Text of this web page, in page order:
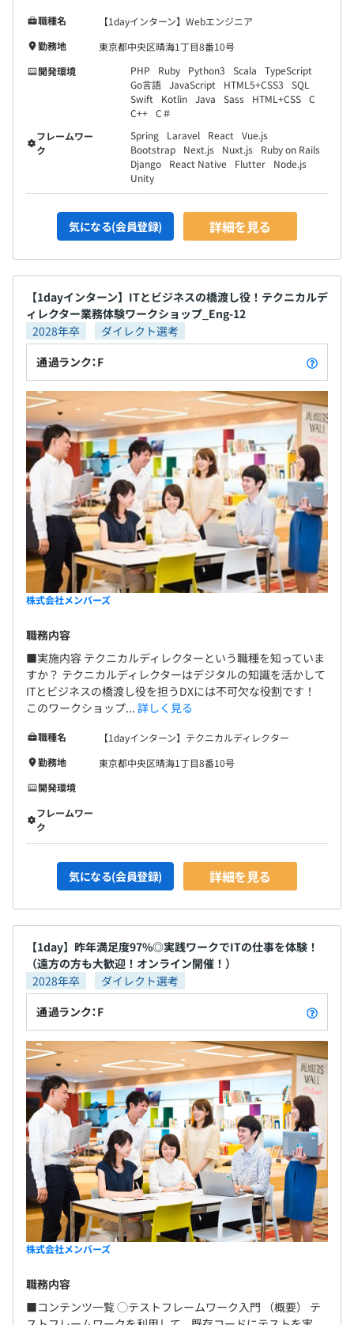
職種名
【1dayインターン】Webエンジニア
勤務地
東京都中央区晴海1丁目8番10号
開発環境
PHP Ruby Python3 Scala
TypeScript
Go言語 JavaScript HTML5+CSS3
SQL
Swift
Kotlin Java Sass HTML+CSS C
C++ C＃
フレームワー
ク
Spring Laravel React
Vue.js
Bootstrap
Next.js Nuxt.js
Ruby on Rails
Django
React Native Flutter
Node.js
Unity
気になる(会員登録) 詳細を見る
【1dayインターン】ITとビジネスの橋渡し役！テクニカルデ
ィレクター業務体験ワークショップ_Eng-12
2028年卒
ダイレクト選考
通過ランク：F
株式会社メンバーズ
職務内容
■実施内容 テクニカルディレクターという職種を知っていま
すか？ テクニカルディレクターはデジタルの知識を活かして
ITとビジネスの橋渡し役を担うDXには不可欠な役割です！
このワークショップ... 詳しく見る
職種名
【1dayインターン】テクニカルディレクター
勤務地
東京都中央区晴海1丁目8番10号
開発環境
フレームワー
ク
気になる(会員登録) 詳細を見る
【1day】昨年満足度97%◎実践ワークでITの仕事を体験！
（遠方の方も大歓迎！オンライン開催！）
2028年卒
ダイレクト選考
通過ランク：F
株式会社メンバーズ
職務内容
■コンテンツ一覧 ◯テストフレームワーク入門 （概要） テ